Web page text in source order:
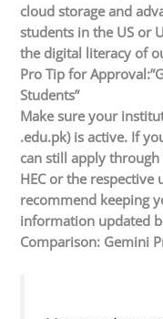
cloud storage and
students in the US or
the digital literacy of
Pro Tip for
Students”
Make sure your
.edu.pk) is active. If
can still apply
HEC or the
recommend keeping
information updated
Comparison: Gemini